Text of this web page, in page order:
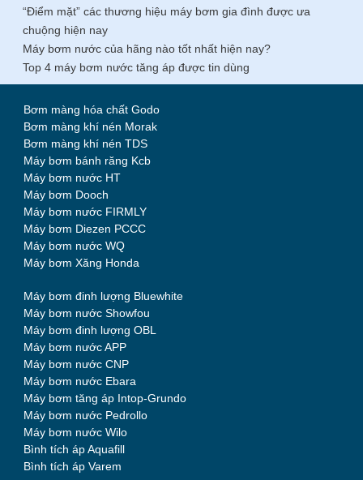
“Điểm mặt” các thương hiệu máy bơm gia đình được ưa
chuộng hiện nay
Máy bơm nước của hãng nào tốt nhất hiện nay?
Top 4 máy bơm nước tăng áp được tin dùng
Bơm màng hóa chất Godo
Bơm màng khí nén Morak
Bơm màng khí nén TDS
Máy bơm bánh răng Kcb
Máy bơm nước HT
Máy bơm Dooch
Máy bơm nước FIRMLY
Máy bơm Diezen PCCC
Máy bơm nước WQ
Máy bơm Xăng Honda
Máy bơm đinh lượng Bluewhite
Máy bơm nước Showfou
Máy bơm đinh lượng OBL
Máy bơm nước APP
Máy bơm nước CNP
Máy bơm nước Ebara
Máy bơm tăng áp Intop-Grundo
Máy bơm nước Pedrollo
Máy bơm nước Wilo
Bình tích áp Aquafill
Bình tích áp Varem